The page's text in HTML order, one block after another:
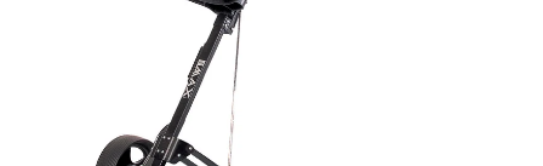
Bennington Waterproof QO14 Sport Cartbag